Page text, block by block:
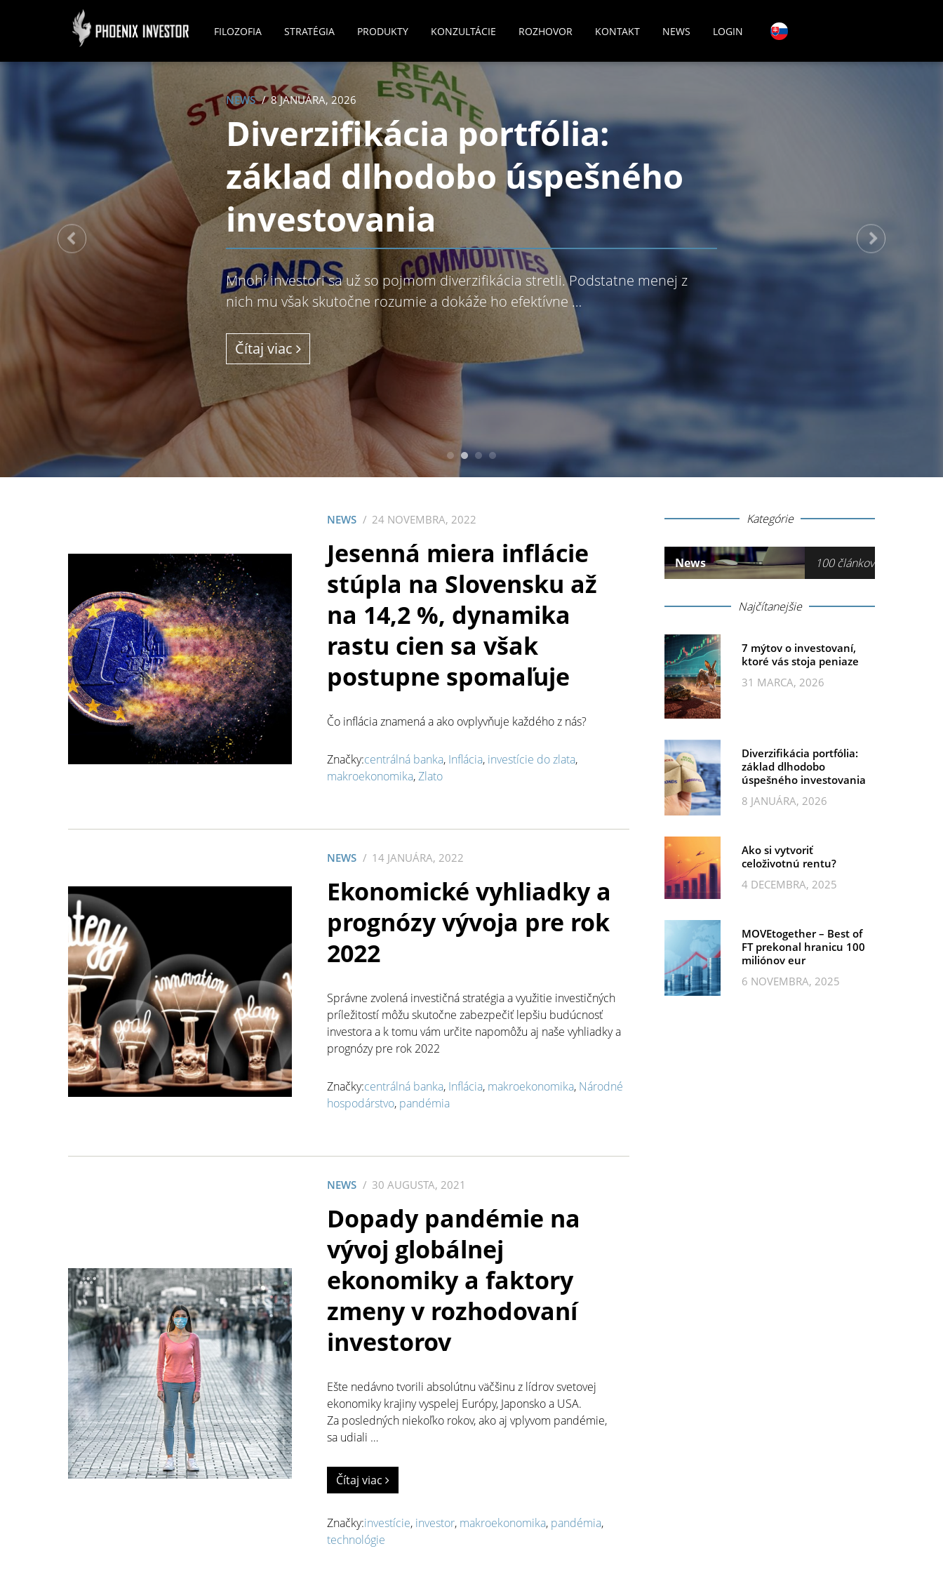
FILOZOFIA STRATÉGIA PRODUKTY KONZULTÁCIE ROZHOVOR KONTAKT NEWS LOGIN
NEWS 8 JANUÁRA, 2026
Diverzifikácia portfólia:
základ dlhodobo úspešného
investovania
Mnohí investori sa už so pojmom diverzifikácia stretli. Podstatne menej z
nich mu však skutočne rozumie a dokáže ho efektívne …
Čítaj viac
NEWS 24 NOVEMBRA, 2022
Jesenná miera inflácie
stúpla na Slovensku až
na 14,2 %, dynamika
rastu cien sa však
postupne spomaľuje
Čo inflácia znamená a ako ovplyvňuje každého z nás?
Značky:centrálná banka, Inflácia, investície do zlata,
makroekonomika,Zlato
NEWS 14 JANUÁRA, 2022
Ekonomické vyhliadky a
prognózy vývoja pre rok
2022
Správne zvolená investičná stratégia a využitie investičných
príležitostí môžu skutočne zabezpečiť lepšiu budúcnosť
investora a k tomu vám určite napomôžu aj naše vyhliadky a
prognózy pre rok 2022
Značky:centrálná banka, Inflácia, makroekonomika, Národné
hospodárstvo, pandémia
NEWS 30 AUGUSTA, 2021
Dopady pandémie na
vývoj globálnej
ekonomiky a faktory
zmeny v rozhodovaní
investorov
Ešte nedávno tvorili absolútnu väčšinu z lídrov svetovej
ekonomiky krajiny vyspelej Európy, Japonsko a USA.
Za posledných niekoľko rokov, ako aj vplyvom pandémie,
sa udiali …
Čítaj viac
Značky:investície, investor, makroekonomika, pandémia,
technológie
Kategórie
News 100 článkov
Najčítanejšie
7 mýtov o investovaní,
ktoré vás stoja peniaze
31 MARCA, 2026
Diverzifikácia portfólia:
základ dlhodobo
úspešného investovania
8 JANUÁRA, 2026
Ako si vytvoriť
celoživotnú rentu?
4 DECEMBRA, 2025
MOVEtogether – Best of
FT prekonal hranicu 100
miliónov eur
6 NOVEMBRA, 2025